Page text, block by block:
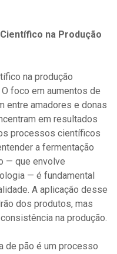
na Produção
na produção
foco em aumentos de
entre amadores e donas
em resultados
processos científicos
a fermentação
— que envolve
— é fundamental
A aplicação desse
dos produtos, mas
na produção.
de pão é um processo